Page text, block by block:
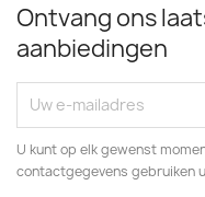
Ontvang ons
aanbiedingen
U kunt op elk gewenst
contactgegevens gebruiken